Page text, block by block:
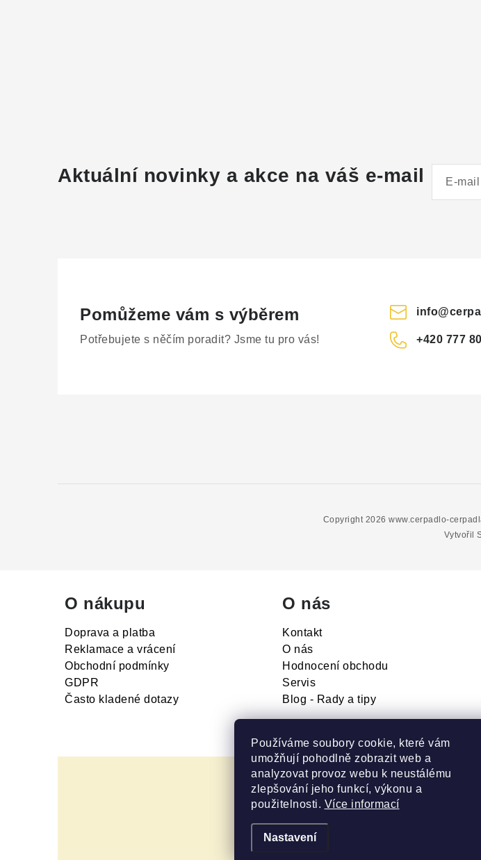
Používáme soubory cookie, které vám
umožňují pohodlně zobrazit web a
analyzovat provoz webu k neustálému
zlepšování jeho funkcí, výkonu a
použitelnosti. Více informací
Nastavení
Aktuální novinky a akce na váš e-mail E-mail
Pomůžeme vám s výběrem
Potřebujete s něčím poradit? Jsme tu pro vás!
info@
+420 777
Vytvořil
Copyright 2026www.cerpadlo-
O nákupu
Doprava a platba
Reklamace a vrácení
Obchodní podmínky
GDPR
Často kladené dotazy
O nás
Kontakt
O nás
Hodnocení obchodu
Servis
Blog - Rady a tipy
Recenze